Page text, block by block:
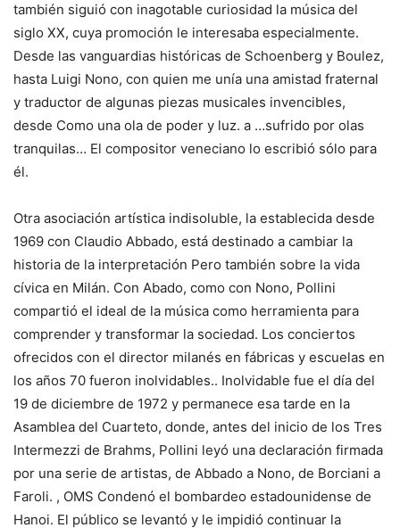
también siguió con inagotable curiosidad la música del
siglo XX, cuya promoción le interesaba especialmente.
Desde las vanguardias históricas de Schoenberg y Boulez,
hasta Luigi Nono, con quien me unía una amistad fraternal
y traductor de algunas piezas musicales invencibles,
desde Como una ola de poder y luz. a …sufrido por olas
tranquilas… El compositor veneciano lo escribió sólo para
él.
Otra asociación artística indisoluble, la establecida desde
1969 con Claudio Abbado, está destinado a cambiar la
historia de la interpretación Pero también sobre la vida
cívica en Milán. Con Abado, como con Nono, Pollini
compartió el ideal de la música como herramienta para
comprender y transformar la sociedad. Los conciertos
ofrecidos con el director milanés en fábricas y escuelas en
los años 70 fueron inolvidables.. Inolvidable fue el día del
19 de diciembre de 1972 y permanece esa tarde en la
Asamblea del Cuarteto, donde, antes del inicio de los Tres
Intermezzi de Brahms, Pollini leyó una declaración firmada
por una serie de artistas, de Abbado a Nono, de Borciani a
Faroli. , OMS Condenó el bombardeo estadounidense de
Hanoi. El público se levantó y le impidió continuar la